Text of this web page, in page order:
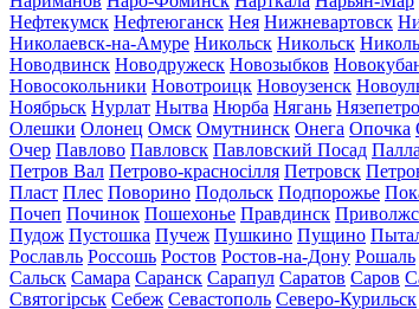
Нефтекумск Нефтеюганск Нея Нижневартовск
Николаевск-на-Амуре Никольск Никольск
Новодвинск Новодружеск Новозыбков
Новосокольники Новотроицк Новоузенск
Ноябрьск Нурлат Нытва Нюрба Нягань
Олешки Олонец Омск Омутнинск Онега Опочка
Очер Павлово Павловск Павловский Посад
Петров Вал Петрово-красносілля Петровск
Пласт Плес Поворино Подольск Подпорожье
Почеп Починок Пошехонье Правдинск
Пудож Пустошка Пучеж Пушкино Пущино
Рославль Россошь Ростов Ростов-на-Дону Рошаль
Сальск Самара Саранск Сарапул Саратов Саров
Святогірськ Себеж Севастополь Северо-Курильск